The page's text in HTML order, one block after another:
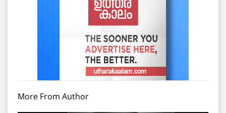
More From Author